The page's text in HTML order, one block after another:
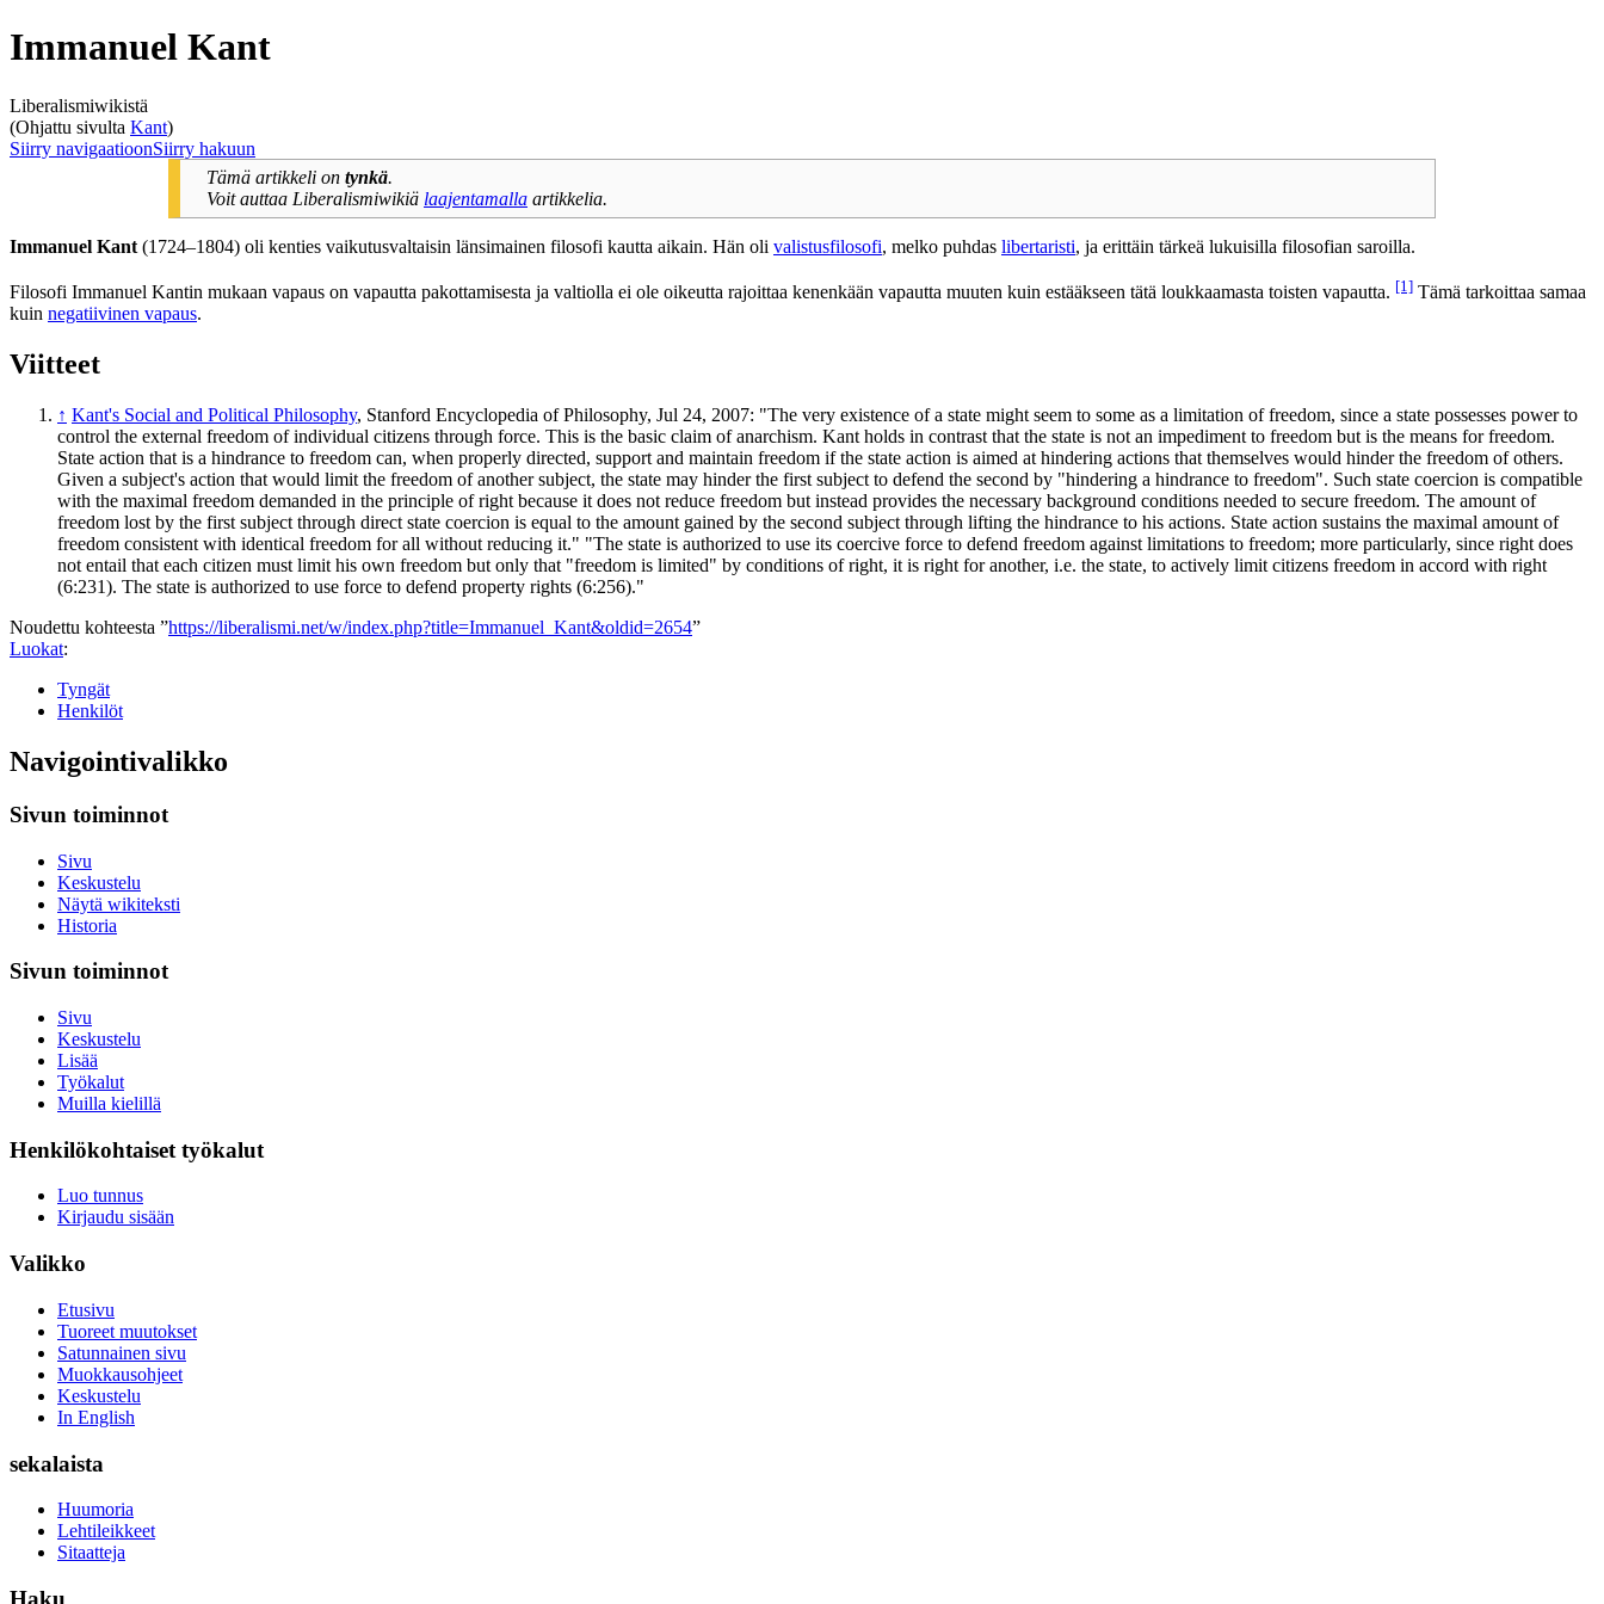
Immanuel Kant
Liberalismiwikistä
(Ohjattu sivulta Kant)
Siirry navigaatioonSiirry hakuun
Tämä artikkeli on tynkä.
Voit auttaa Liberalismiwikiä laajentamalla artikkelia.
Immanuel Kant (1724–1804) oli kenties vaikutusvaltaisin länsimainen filosofi kautta aikain. Hän oli valistusfilosofi, melko puhdas libertaristi, ja erittäin tärkeä lukuisilla filosofian saroilla.
Filosofi Immanuel Kantin mukaan vapaus on vapautta pakottamisesta ja valtiolla ei ole oikeutta rajoittaa kenenkään vapautta muuten kuin estääkseen tätä loukkaamasta toisten vapautta. [1] Tämä tarkoittaa samaa
kuin negatiivinen vapaus.
Viitteet
↑ Kant's Social and Political Philosophy, Stanford Encyclopedia of Philosophy, Jul 24, 2007: "The very existence of a state might seem to some as a limitation of freedom, since a state possesses power to
control the external freedom of individual citizens through force. This is the basic claim of anarchism. Kant holds in contrast that the state is not an impediment to freedom but is the means for freedom.
State action that is a hindrance to freedom can, when properly directed, support and maintain freedom if the state action is aimed at hindering actions that themselves would hinder the freedom of others.
Given a subject's action that would limit the freedom of another subject, the state may hinder the first subject to defend the second by "hindering a hindrance to freedom". Such state coercion is compatible
with the maximal freedom demanded in the principle of right because it does not reduce freedom but instead provides the necessary background conditions needed to secure freedom. The amount of
freedom lost by the first subject through direct state coercion is equal to the amount gained by the second subject through lifting the hindrance to his actions. State action sustains the maximal amount of
freedom consistent with identical freedom for all without reducing it." "The state is authorized to use its coercive force to defend freedom against limitations to freedom; more particularly, since right does
not entail that each citizen must limit his own freedom but only that "freedom is limited" by conditions of right, it is right for another, i.e. the state, to actively limit citizens freedom in accord with right
(6:231). The state is authorized to use force to defend property rights (6:256)."
Noudettu kohteesta ”https://liberalismi.net/w/index.php?title=Immanuel_Kant&oldid=2654”
Luokat:
Tyngät
Henkilöt
Navigointivalikko
Sivun toiminnot
Sivu
Keskustelu
Näytä wikiteksti
Historia
Sivun toiminnot
Sivu
Keskustelu
Lisää
Työkalut
Muilla kielillä
Henkilökohtaiset työkalut
Luo tunnus
Kirjaudu sisään
Valikko
Etusivu
Tuoreet muutokset
Satunnainen sivu
Muokkausohjeet
Keskustelu
In English
sekalaista
Huumoria
Lehtileikkeet
Sitaatteja
Haku